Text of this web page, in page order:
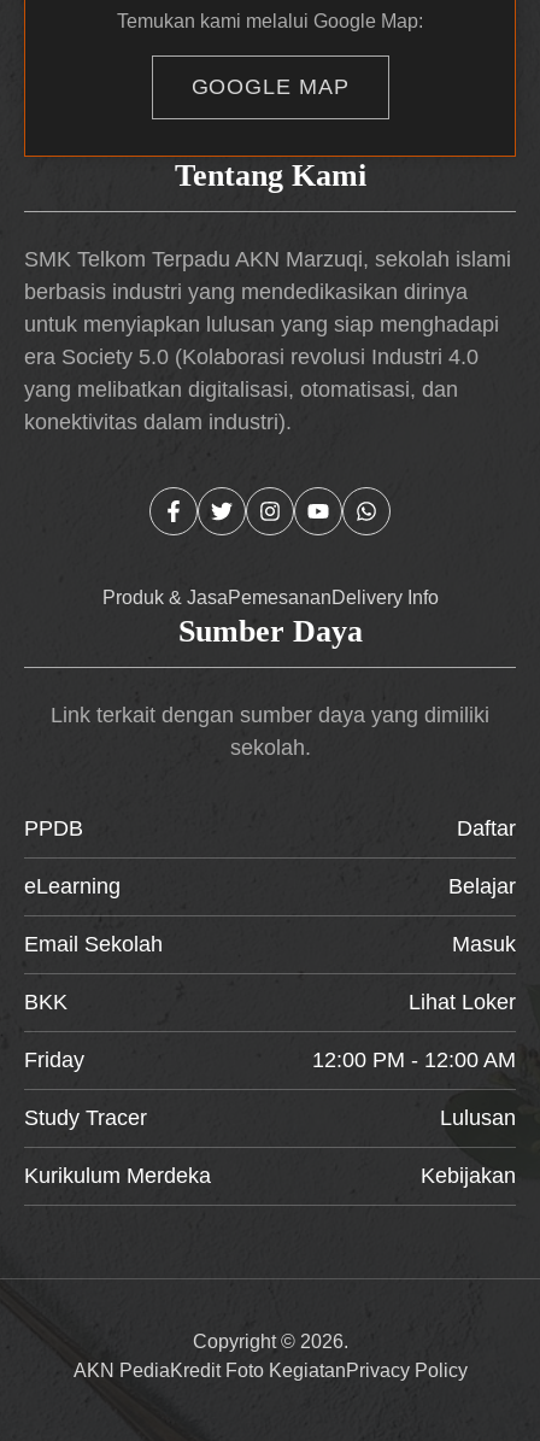
Tentang Kami
SMK Telkom Terpadu AKN Marzuqi, sekolah islami
berbasis industri yang mendedikasikan dirinya
untuk menyiapkan lulusan yang siap menghadapi
era Society 5.0 (Kolaborasi revolusi Industri 4.0
yang melibatkan digitalisasi, otomatisasi, dan
konektivitas dalam industri).
Produk & JasaPemesananDelivery Info
Temukan kami melalui Google Map:
GOOGLE MAP
Sumber Daya
Link terkait dengan sumber daya yang dimiliki
sekolah.
PPDB Daftar
eLearning Belajar
Email Sekolah Masuk
BKK Lihat Loker
Friday 12:00 PM - 12:00 AM
Study Tracer Lulusan
Kurikulum Merdeka Kebijakan
Copyright © 2026.
AKN PediaKredit Foto KegiatanPrivacy Policy